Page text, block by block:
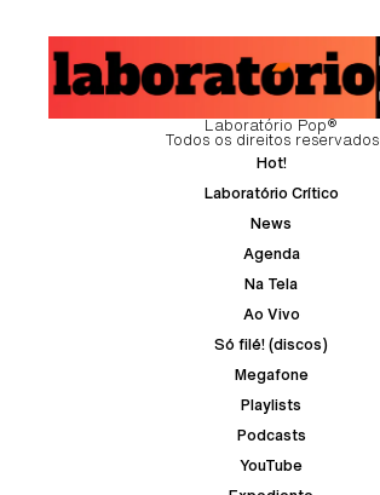
Laboratório Pop®
Todos os direitos reservados
Hot!
Laboratório Crítico
News
Agenda
Na Tela
Ao Vivo
Só filé! (discos)
Megafone
Playlists
Podcasts
YouTube